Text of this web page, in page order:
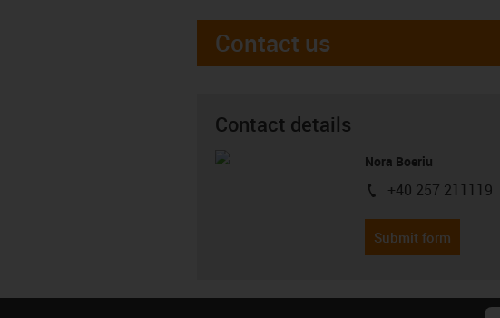
Contact us
Contact details
Nora Boeriu
igus-icon-phone
+40 257 211119
Submit form